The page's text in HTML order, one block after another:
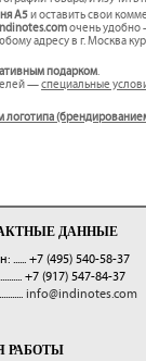
А5и оставить свои
очень удобно
адресу в г. Москва
подарком.
—специальные
логотипа
ДАННЫЕ
...... +7 (495) 540-58-37
+7 (917) 547-84-37
info@indinotes.com
РАБОТЫ